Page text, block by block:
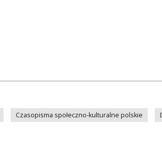
Czasopisma społeczno-kulturalne polskie